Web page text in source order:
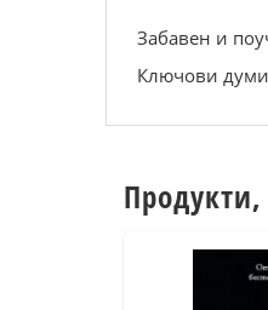
Забавен и
Ключови